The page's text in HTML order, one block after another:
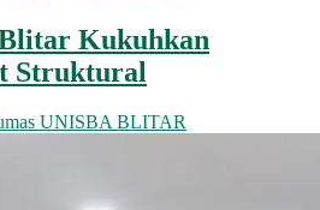
Kukuhkan
Struktural
UNISBA BLITAR